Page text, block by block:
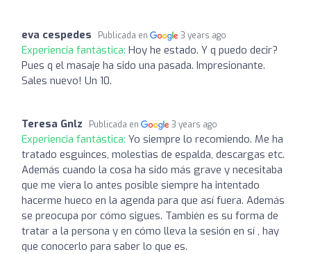
eva cespedes Publicada en 3 years ago
Experiencia fantástica: Hoy he estado. Y q puedo decir?
Pues q el masaje ha sido una pasada. Impresionante.
Sales nuevo! Un 10.
Teresa Gnlz Publicada en 3 years ago
Experiencia fantástica: Yo siempre lo recomiendo. Me ha
tratado esguinces, molestias de espalda, descargas etc.
Además cuando la cosa ha sido más grave y necesitaba
que me viera lo antes posible siempre ha intentado
hacerme hueco en la agenda para que así fuera. Además
se preocupa por cómo sigues. También es su forma de
tratar a la persona y en cómo lleva la sesión en sí , hay
que conocerlo para saber lo que es.